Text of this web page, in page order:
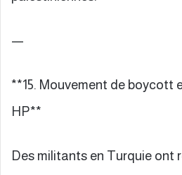
—
**15. Mouvement de boycott
HP**
Des militants en Turquie ont